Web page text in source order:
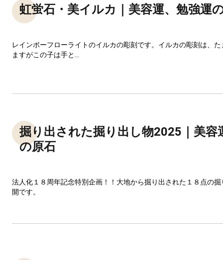
虹蛍石・美イルカ｜美容運、勉強運
レインボーフローライトのイルカの彫刻です。イルカの彫刻は、
ますがこの子は手と...
掘り出された掘り出し物2025｜美容
の原石
法人化１８周年記念特別企画！！大地から掘り出された１８点の
開です。